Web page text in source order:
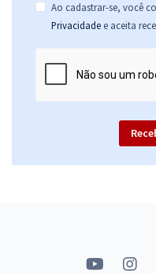
Ao cadastrar-se, você
Privacidade e aceita